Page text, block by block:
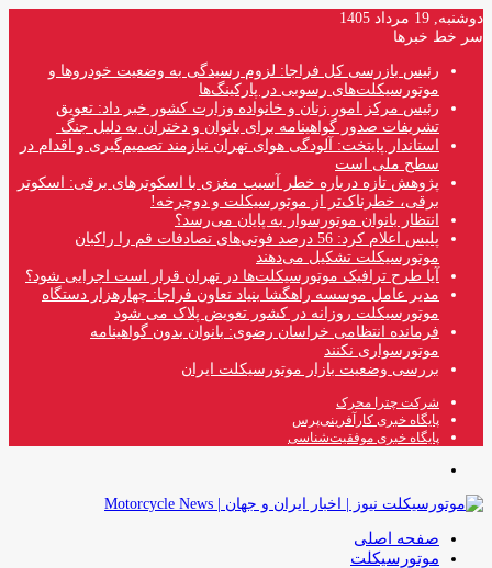
دوشنبه, 19 مرداد 1405
سر خط خبرها
رئیس بازرسی کل فراجا: لزوم رسیدگی به وضعیت خودروها و
موتورسیکلت‌های رسوبی در پارکینگ‌ها
رئیس مرکز امور زنان و خانواده وزارت کشور خبر داد: تعویق
تشریفات صدور گواهینامه برای بانوان و دختران به دلیل جنگ
استاندار پایتخت: آلودگی هوای تهران نیازمند تصمیم‌گیری و اقدام در
سطح ملی است
پژوهش تازه درباره خطر آسیب مغزی با اسکوترهای برقی: اسکوتر
برقی، خطرناک‌تر از موتورسیکلت و دوچرخه!
انتظار بانوان موتورسوار به پایان می‌رسد؟
پلیس اعلام کرد: 56 درصد فوتی‌های تصادفات قم را راکبان
موتورسیکلت تشکیل می‌دهند
آیا طرح ترافیک موتورسیکلت‌ها در تهران قرار است اجرایی شود؟
مدیر عامل موسسه راهگشا بنیاد تعاون فراجا: چهارهزار دستگاه
موتورسیکلت روزانه در کشور تعویض پلاک می شود
فرمانده انتظامی خراسان رضوی: بانوان بدون گواهینامه
موتورسواری نکنند
بررسی وضعیت بازار موتورسیکلت ایران
شرکت چترا محرک
پایگاه خبری کارآفرینی‌پرس
پایگاه خبری موفقیت‌شناسی
صفحه اصلی
موتورسیکلت